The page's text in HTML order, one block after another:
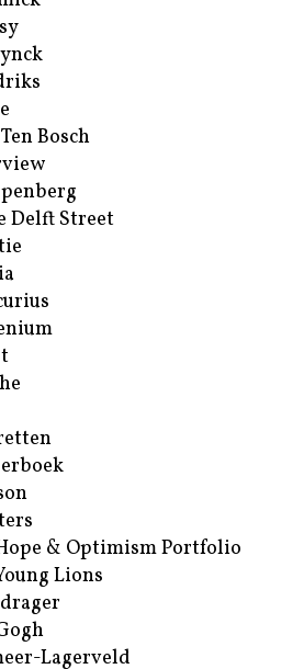
Bosch
Delft Street
& Optimism Portfolio
Lions
Lagerveld